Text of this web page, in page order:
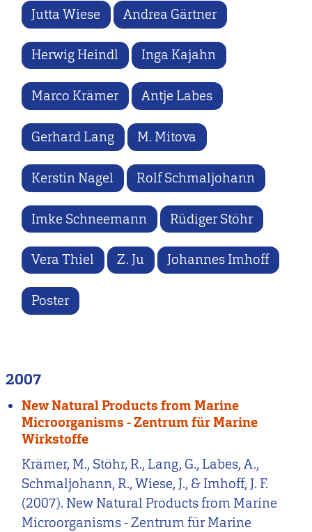
Jutta Wiese Andrea Gärtner
Herwig Heindl Inga Kajahn
Marco Krämer Antje Labes
Gerhard Lang M. Mitova
Kerstin Nagel Rolf Schmaljohann
Imke Schneemann Rüdiger Stöhr
Vera Thiel Z. Ju Johannes Imhoff
Poster
2007
New Natural Products from Marine
Microorganisms - Zentrum für Marine
Wirkstoffe
Krämer, M., Stöhr, R., Lang, G., Labes, A.,
Schmaljohann, R., Wiese, J., & Imhoff, J. F.
(2007). New Natural Products from Marine
Microorganisms - Zentrum für Marine